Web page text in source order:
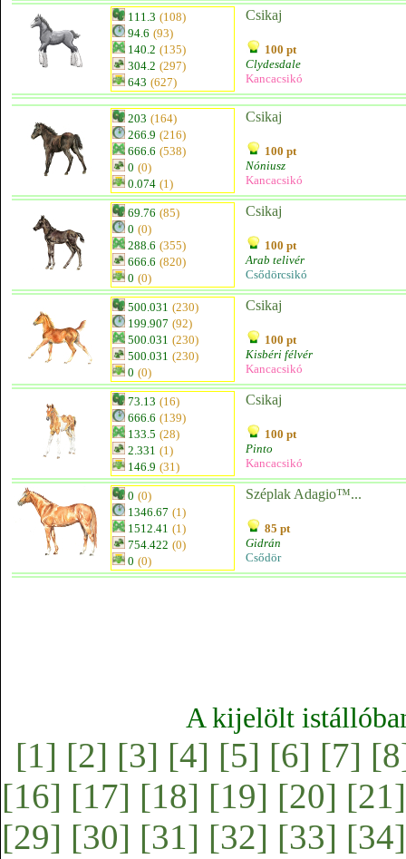
111.3 (108)
94.6 (93)
140.2 (135)
304.2 (297)
643 (627)
Csikaj
100 pt
Clydesdale
Kancacsikó
203 (164)
266.9 (216)
666.6 (538)
0 (0)
0.074 (1)
Csikaj
100 pt
Nóniusz
Kancacsikó
69.76 (85)
0 (0)
288.6 (355)
666.6 (820)
0 (0)
Csikaj
100 pt
Arab telivér
Csődörcsikó
500.031 (230)
199.907 (92)
500.031 (230)
500.031 (230)
0 (0)
Csikaj
100 pt
Kisbéri félvér
Kancacsikó
73.13 (16)
666.6 (139)
133.5 (28)
2.331 (1)
146.9 (31)
Csikaj
100 pt
Pinto
Kancacsikó
0 (0)
1346.67 (1)
1512.41 (1)
754.422 (0)
0 (0)
Széplak Adagio™...
85 pt
Gidrán
Csődör
A kijelölt
[1] [2] [3] [4] [5] [6] [7]
[16] [17] [18] [19] [20] [21]
[29] [30] [31] [32] [33] [34]